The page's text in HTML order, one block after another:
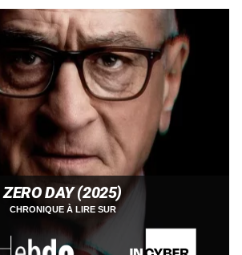
ZERO DAY (2025)
CHRONIQUE À LIRE SUR